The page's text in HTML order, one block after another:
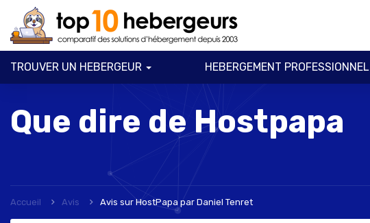
TROUVER UN HEBERGEUR HEBERGEMENT PROFESSIONNEL
Que dire de Hostpapa
Accueil Avis Avis sur HostPapa par Daniel Tenret